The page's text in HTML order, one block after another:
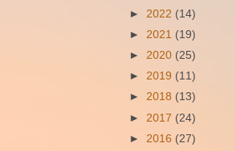
► 2022 (14)
► 2021 (19)
► 2020 (25)
► 2019 (11)
► 2018 (13)
► 2017 (24)
► 2016 (27)